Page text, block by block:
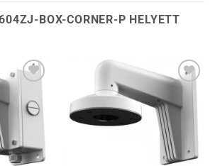
BOX-CORNER-P HELYETT
a
Hozzáadás a
kívánságlistához